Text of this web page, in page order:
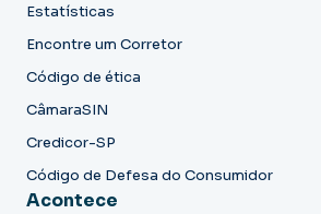
Estatísticas
Encontre um Corretor
Código de ética
CâmaraSIN
Credicor-SP
Código de Defesa do Consumidor
Acontece